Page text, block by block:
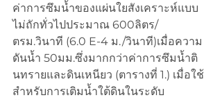
ค่าการซึมน้ำของแผ่นใยสังเคราะห์แบบ
ไม่ถักทั่วไปประมาณ 600ลิตร/
ตรม.วินาที (6.0 E-4 ม./วินาที)เมื่อความ
ดันน้ำ 50มม.ซึ่งมากกว่าค่าการซึมน้ำติ
นทรายและดินเหนียว (ตารางที่ 1.) เมื่อใช้
สำหรับการเติมน้ำใต้ดินในระดับ